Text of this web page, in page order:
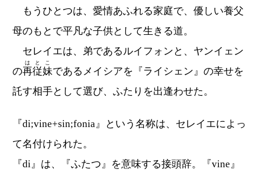
もうひとつは、愛情あふれる家庭で、優しい養父
母のもとで平凡な子供として生きる道。
セレイエは、弟であるルイフォンと、ヤンイェン
の再従妹
はとこ
であるメイシアを『ライシェン』の幸せを
託す相手として選び、ふたりを出逢わせた。
『di;vine+sin;fonia』という名称は、セレイエによっ
て名付けられた。
『di』は、『ふたつ』を意味する接頭辞。『vine』